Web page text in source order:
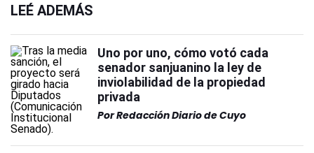
LEÉ ADEMÁS
Uno por uno, cómo votó cada
senador sanjuanino la ley de
inviolabilidad de la propiedad
privada
PorRedacción Diario de Cuyo